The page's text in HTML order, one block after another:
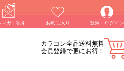
マガ・割引 お気に入り 登録・ログイン
カラコン全品送料無料
会員登録で更にお得！